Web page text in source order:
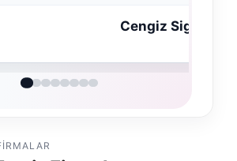
Cengiz Sigorta